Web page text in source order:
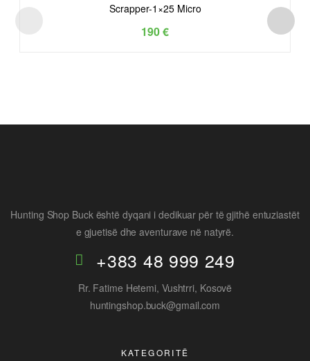
Scrapper-1×25 Micro
190€
Hunting Shop Buck është dyqani i dedikuar për të gjithë entuziastët
e gjuetisë dhe aventurave në natyrë.
+383 48 999 249
Rr. Fatime Hetemi, Vushtrri, Kosovë
huntingshop.buck@gmail.com
KATEGORITË